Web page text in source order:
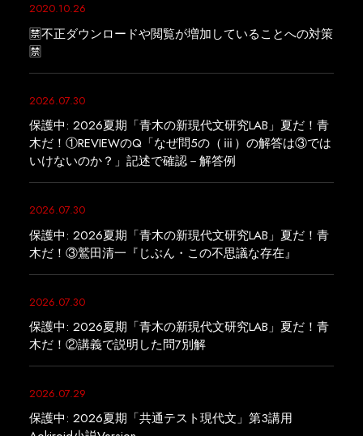
2020.10.26
🈲不正ダウンロードや閲覧が増加していることへの対策
🈲
2026.07.30
保護中: 2026夏期「青木の新現代文研究LAB」夏だ！青
木だ！①REVIEWのQ「なぜ問5の（ⅲ）の解答は③では
いけないのか？」記述で確認－解答例
2026.07.30
保護中: 2026夏期「青木の新現代文研究LAB」夏だ！青
木だ！③鷲田清一『じぶん・この不思議な存在』
2026.07.30
保護中: 2026夏期「青木の新現代文研究LAB」夏だ！青
木だ！②講義で説明した問7別解
2026.07.29
保護中: 2026夏期「共通テスト現代文」第3講用